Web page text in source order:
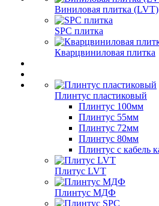
Виниловая плитка (LVT)
SPC плитка
Кварцвиниловая плитка
Плинтус пластиковый
Плинтус 100мм
Плинтус 55мм
Плинтус 72мм
Плинтус 80мм
Плинтус с кабель
Плитус LVT
Плинтус МДФ